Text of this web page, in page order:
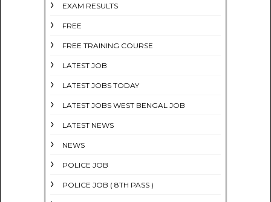
EXAM RESULTS
FREE
FREE TRAINING COURSE
LATEST JOB
LATEST JOBS TODAY
LATEST JOBS WEST BENGAL JOB
LATEST NEWS
NEWS
POLICE JOB
POLICE JOB ( 8TH PASS )